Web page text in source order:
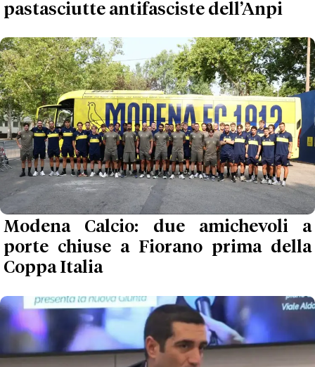
pastasciutte antifasciste dell’Anpi
Modena Calcio: due amichevoli a
porte chiuse a Fiorano prima della
Coppa Italia